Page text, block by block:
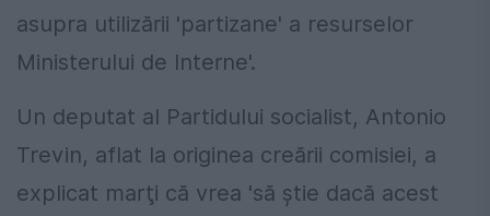
asupra utilizării 'partizane' a resurselor
Ministerului de Interne'.
Un deputat al Partidului socialist, Antonio
Trevin, aflat la originea creării comisiei, a
explicat marţi că vrea 'să ştie dacă acest